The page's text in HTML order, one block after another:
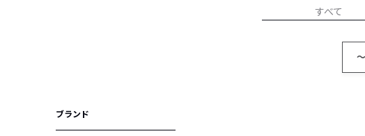
編集部のおすすめコーディネート
すべて
ブランド